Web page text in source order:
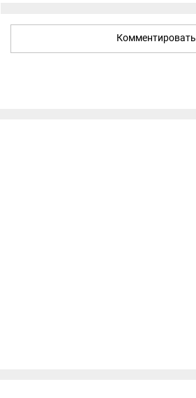
Комментировать